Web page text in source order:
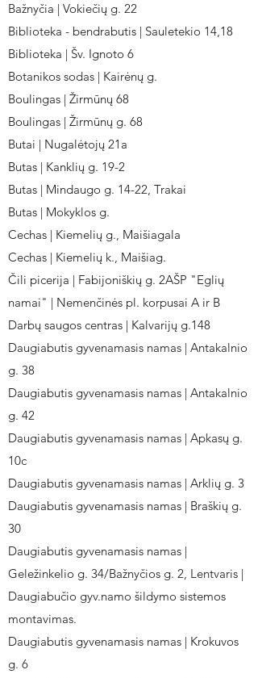
Bažnyčia | Vokiečių g. 22
Biblioteka - bendrabutis | Sauletekio 14,18
Biblioteka | Šv. Ignoto 6
Botanikos sodas | Kairėnų g.
Boulingas | Žirmūnų 68
Boulingas | Žirmūnų g. 68
Butai | Nugalėtojų 21a
Butas | Kanklių g. 19-2
Butas | Mindaugo g. 14-22, Trakai
Butas | Mokyklos g.
Cechas | Kiemelių g., Maišiagala
Cechas | Kiemelių k., Maišiag.
Čili picerija | Fabijoniškių g. 2AŠP "Eglių
namai" | Nemenčinės pl. korpusai A ir B
Darbų saugos centras | Kalvarijų g.148
Daugiabutis gyvenamasis namas | Antakalnio
g. 38
Daugiabutis gyvenamasis namas | Antakalnio
g. 42
Daugiabutis gyvenamasis namas | Apkasų g.
10c
Daugiabutis gyvenamasis namas | Arklių g. 3
Daugiabutis gyvenamasis namas | Braškių g.
30
Daugiabutis gyvenamasis namas |
Geležinkelio g. 34/Bažnyčios g. 2, Lentvaris |
Daugiabučio gyv.namo šildymo sistemos
montavimas.
Daugiabutis gyvenamasis namas | Krokuvos
g. 6